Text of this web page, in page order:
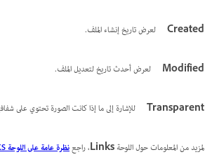
Created لعرض تاريخ إنشاء الملف.
Modified لعرض أحدث تاريخ لتعديل الملف.
Transparent للإشارة إلى ما إذا كانت الصورة تحتوي على
لمزيد من المعلومات حول اللوحةLinks، راجعنظرة عامة على اللوحة